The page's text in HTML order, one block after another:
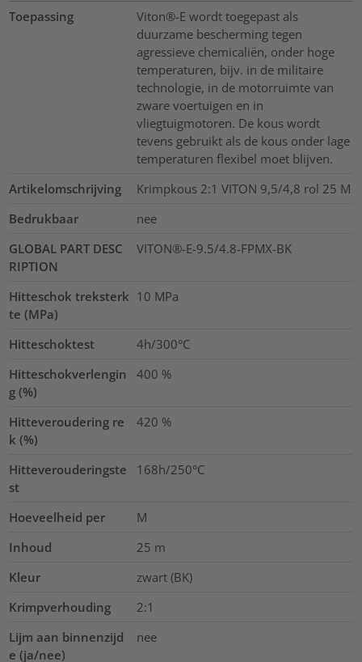
Toepassing
Viton®-E wordt toegepast als
duurzame bescherming tegen
agressieve chemicaliën, onder hoge
temperaturen, bijv. in de militaire
technologie, in de motorruimte van
zware voertuigen en in
vliegtuigmotoren. De kous wordt
tevens gebruikt als de kous onder lage
temperaturen flexibel moet blijven.
Artikelomschrijving
Krimpkous 2:1 VITON 9,5/4,8 rol 25 M
Bedrukbaar
nee
GLOBAL PART DESC
RIPTION
VITON®-E-9.5/4.8-FPMX-BK
Hitteschok treksterk
te (MPa)
10 MPa
Hitteschoktest
4h/300°C
Hitteschokverlengin
g (%)
400 %
Hitteveroudering re
k (%)
420 %
Hitteverouderingste
st
168h/250°C
Hoeveelheid per
M
Inhoud
25 m
Kleur
zwart (BK)
Krimpverhouding
2:1
Lijm aan binnenzijd
e (ja/nee)
nee